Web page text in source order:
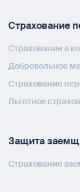
Страхование
Страхование в
Добровольное
Страхование
Льготное
Защита
Страхование